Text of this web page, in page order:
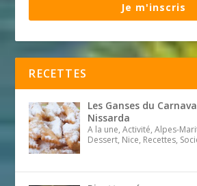
Je m'inscris
RECETTES
Les Ganses du
Nissarda
A la une, Activité, Alpes-
Dessert, Nice, Recettes,